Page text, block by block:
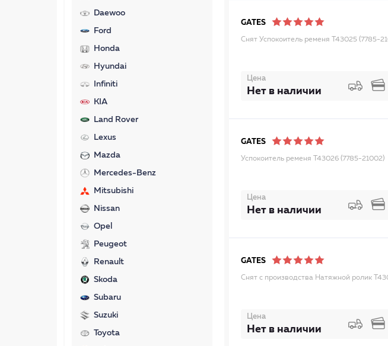
Daewoo
Ford
Honda
Hyundai
Infiniti
KIA
Land Rover
Lexus
Mazda
Mercedes-Benz
Mitsubishi
Nissan
Opel
Peugeot
Renault
Skoda
Subaru
Suzuki
Toyota
GATES
Снят Успокоитель ременя T43025 (7785-
Цена
Нет в наличии
GATES
Успокоитель ременя T43026 (7785-21002)
Цена
Нет в наличии
GATES
Снят с производства Натяжной ролик
Цена
Нет в наличии